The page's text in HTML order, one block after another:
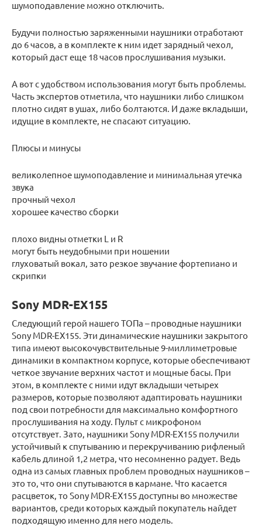
шумоподавление можно отключить.
Будучи полностью заряженными наушники отработают
до 6 часов, а в комплекте к ним идет зарядный чехол,
который даст еще 18 часов прослушивания музыки.
А вот с удобством использования могут быть проблемы.
Часть экспертов отметила, что наушники либо слишком
плотно сидят в ушах, либо болтаются. И даже вкладыши,
идущие в комплекте, не спасают ситуацию.
Плюсы и минусы
великолепное шумоподавление и минимальная утечка
звука
прочный чехол
хорошее качество сборки
плохо видны отметки L и R
могут быть неудобными при ношении
глуховатый вокал, зато резкое звучание фортепиано и
скрипки
Sony MDR-EX155
Следующий герой нашего ТОПа – проводные наушники
Sony MDR-EX155. Эти динамические наушники закрытого
типа имеют высокочувствительные 9-миллиметровые
динамики в компактном корпусе, которые обеспечивают
четкое звучание верхних частот и мощные басы. При
этом, в комплекте с ними идут вкладыши четырех
размеров, которые позволяют адаптировать наушники
под свои потребности для максимально комфортного
прослушивания на ходу. Пульт с микрофоном
отсутствует. Зато, наушники Sony MDR-EX155 получили
устойчивый к спутыванию и перекручиванию рифленый
кабель длиной 1,2 метра, что несомненно радует. Ведь
одна из самых главных проблем проводных наушников –
это то, что они спутываются в кармане. Что касается
расцветок, то Sony MDR-EX155 доступны во множестве
вариантов, среди которых каждый покупатель найдет
подходящую именно для него модель.